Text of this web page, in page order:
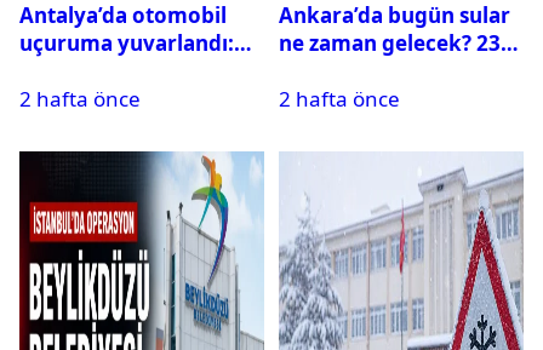
Antalya’da otomobil
uçuruma yuvarlandı:
var
2 hafta önce
Ankara’da bugün sular
ne zaman gelecek? 23
su kesintisi sorgulama
2 hafta önce